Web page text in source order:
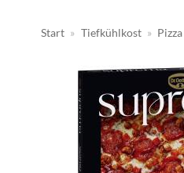
Start » Tiefkühlkost »